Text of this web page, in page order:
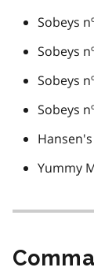
Sobeys
Sobeys
Sobeys
Sobeys
Yummy